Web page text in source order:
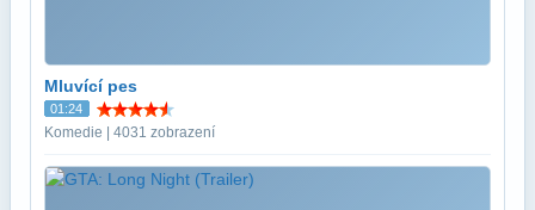
Mluvící pes
01:24
Komedie | 4031 zobrazení